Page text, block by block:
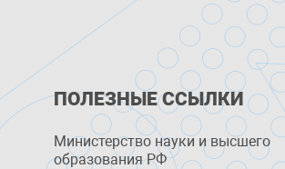
ПОЛЕЗНЫЕ ССЫЛКИ
Министерство науки и высшего
образования РФ